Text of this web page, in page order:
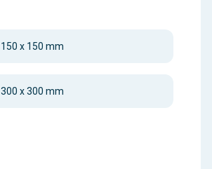
150 x 150 mm
300 x 300 mm